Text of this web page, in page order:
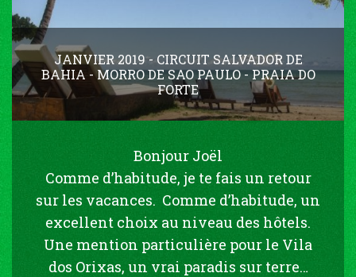
JANVIER 2019 - CIRCUIT SALVADOR DE
BAHIA - MORRO DE SAO PAULO - PRAIA DO
FORTE
Bonjour Joël
Comme d’habitude, je te fais un retour
sur les vacances. Comme d’habitude, un
excellent choix au niveau des hôtels.
Une mention particulière pour le Vila
dos Orixas, un vrai paradis sur terre…